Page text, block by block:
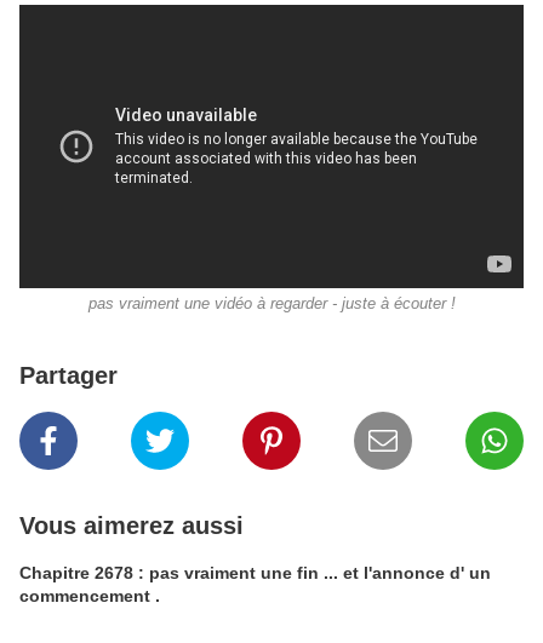
pas vraiment une vidéo à regarder - juste à écouter !
Partager
Vous aimerez aussi
Chapitre 2678 : pas vraiment une fin ... et l'annonce d' un
commencement .